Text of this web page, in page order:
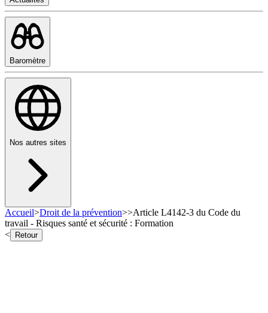
Baromètre
Nos autres sites
Accueil>Droit de la prévention>>Article L4142-3 du Code du
travail - Risques santé et sécurité : Formation
<
Retour